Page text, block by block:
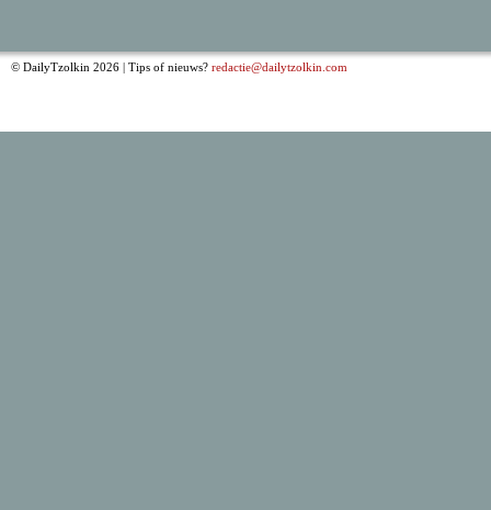
© DailyTzolkin 2026 | Tips of nieuws? redactie@dailytzolkin.com